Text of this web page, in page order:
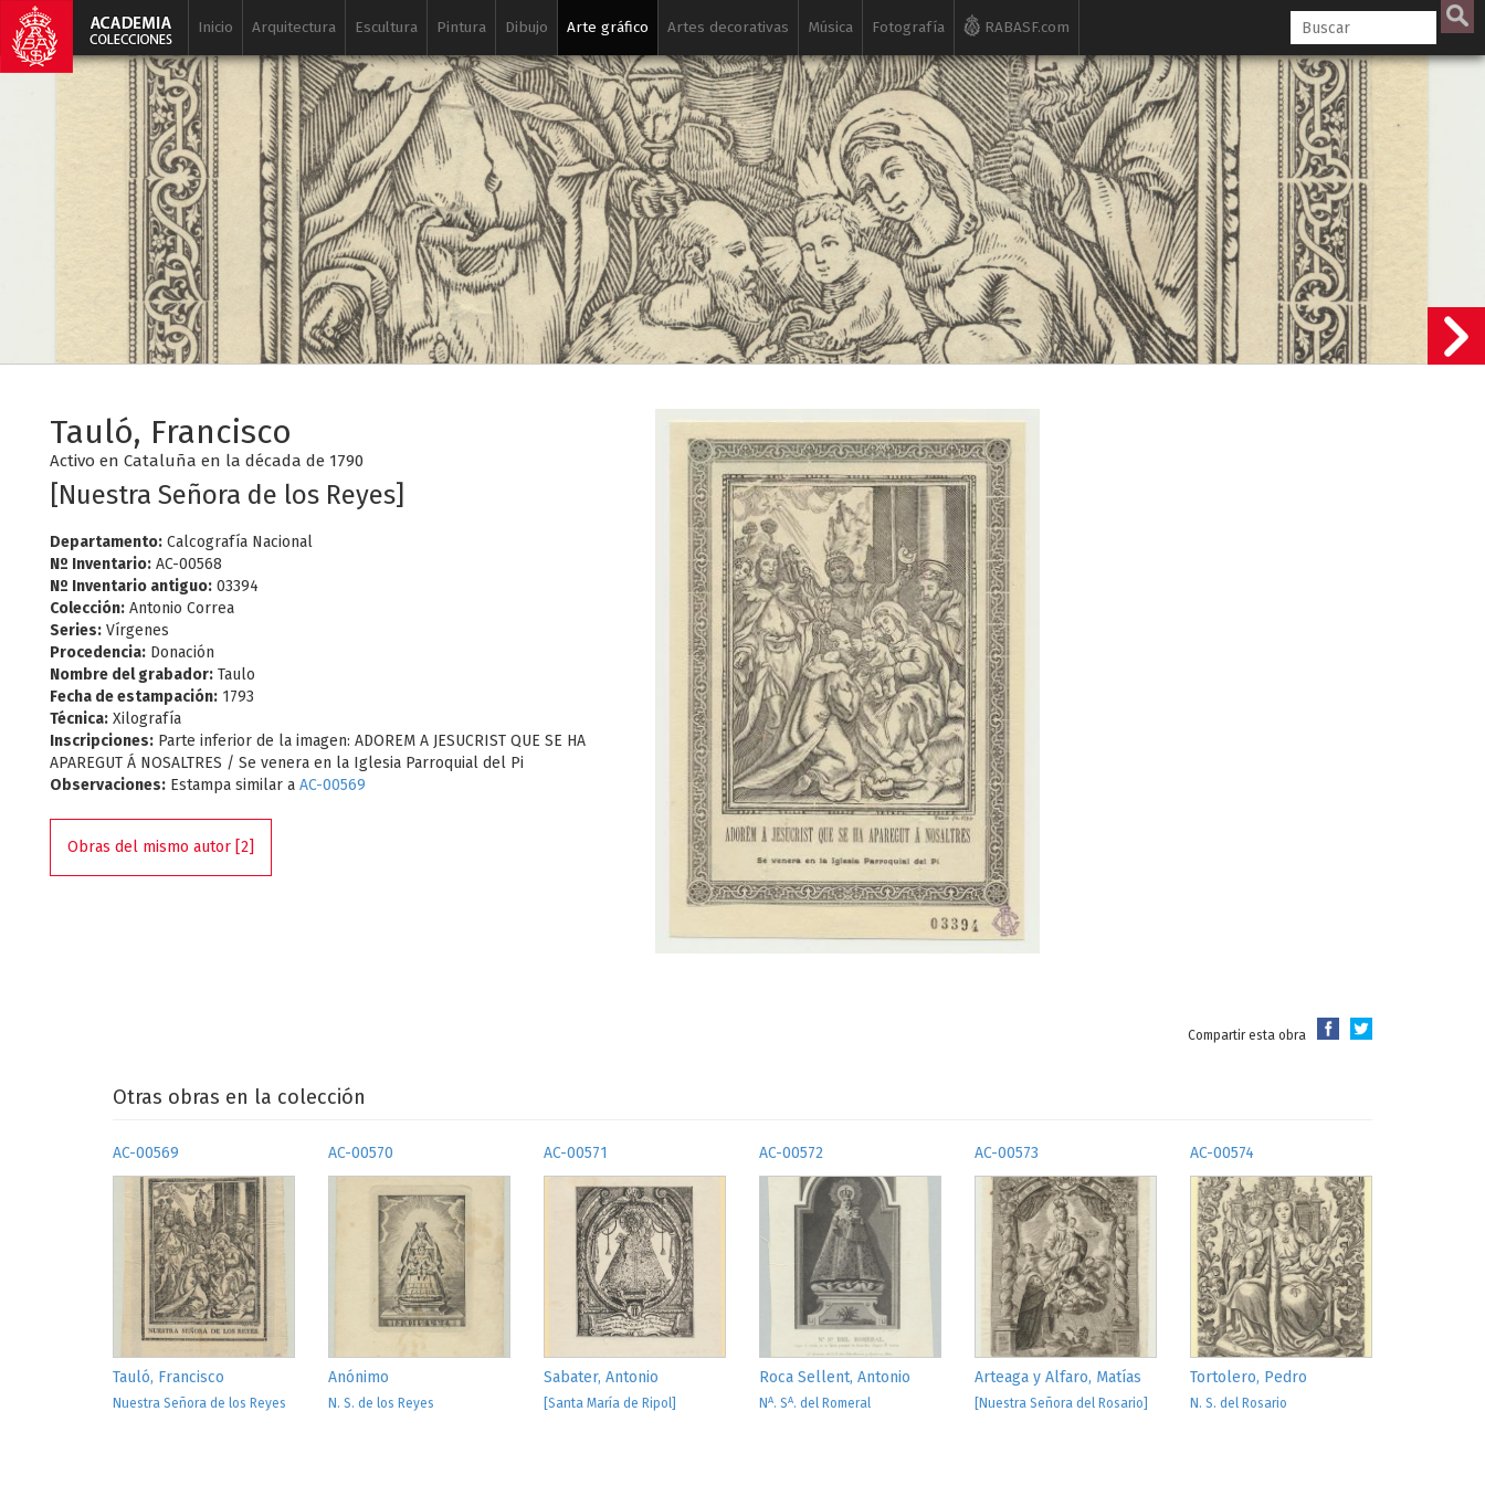
Inicio Arquitectura Escultura Pintura Dibujo Arte gráfico Artes decorativas Música Fotografía RABASF.com
Tauló, Francisco
Activo en Cataluña en la década de 1790
[Nuestra Señora de los Reyes]
Departamento: Calcografía Nacional
Nº Inventario: AC-00568
Nº Inventario antiguo: 03394
Colección: Antonio Correa
Series: Vírgenes
Procedencia: Donación
Nombre del grabador: Taulo
Fecha de estampación: 1793
Técnica: Xilografía
Inscripciones: Parte inferior de la imagen: ADOREM A JESUCRIST QUE SE HA
APAREGUT Á NOSALTRES / Se venera en la Iglesia Parroquial del Pi
Observaciones: Estampa similar a AC-00569
Obras del mismo autor [2]
Compartir esta obra
Otras obras en la colección
AC-00569
Tauló, Francisco
Nuestra Señora de los Reyes
AC-00570
Anónimo
N. S. de los Reyes
AC-00571
Sabater, Antonio
[Santa María de Ripol]
AC-00572
Roca Sellent, Antonio
N A. SA. del Romeral
AC-00573
Arteaga y Alfaro, Matías
[Nuestra Señora del Rosario]
AC-00574
Tortolero, Pedro
N. S. del Rosario